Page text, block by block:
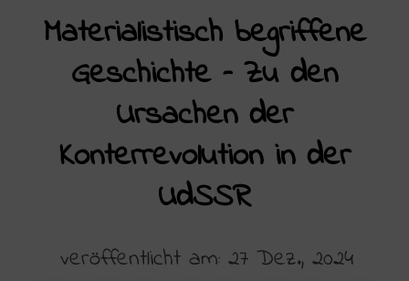
Materialistisch begriffene
Geschichte – Zu den
Ursachen der
Konterrevolution in der
UdSSR
veröffentlicht am: 27 Dez., 2024